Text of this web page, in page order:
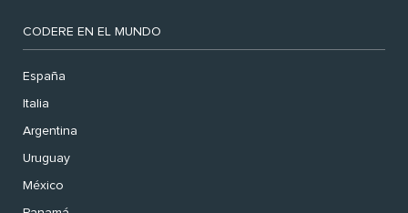
CODERE EN EL MUNDO
España
Italia
Argentina
Uruguay
México